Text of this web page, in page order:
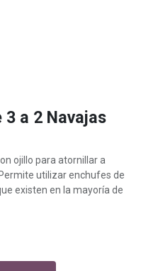
a 2 Navajas
ojillo para atornillar a
utilizar enchufes de
existen en la mayoría de